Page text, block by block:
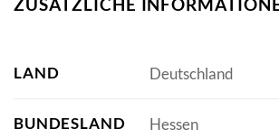
LAND Deutschland
BUNDESLAND Hessen